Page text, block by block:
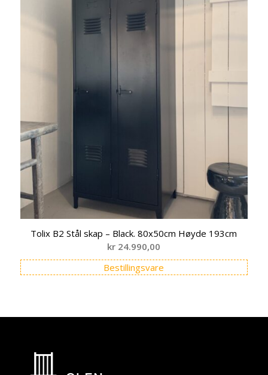
Tolix B2 Stål skap – Black. 80x50cm Høyde 193cm
kr 24.990,00
Bestillingsvare